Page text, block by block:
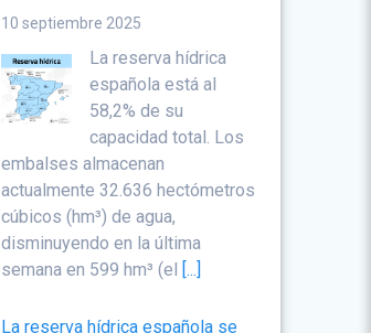
10 septiembre 2025
La reserva hídrica
española está al
58,2% de su
capacidad total. Los
embalses almacenan
actualmente 32.636 hectómetros
cúbicos (hm³) de agua,
disminuyendo en la última
semana en 599 hm³ (el [...]
La reserva hídrica española se